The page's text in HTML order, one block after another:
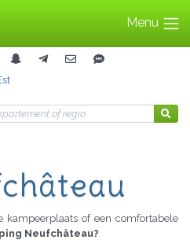
Menu
kampeerplaats of een comfortabele
Neufchâteau?